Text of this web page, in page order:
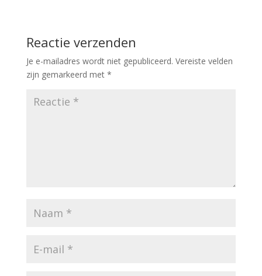
Reactie verzenden
Je e-mailadres wordt niet gepubliceerd. Vereiste velden
zijn gemarkeerd met *